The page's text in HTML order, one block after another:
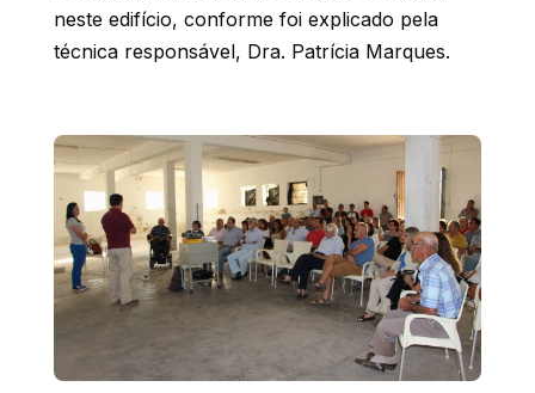
neste edifício, conforme foi explicado pela
técnica responsável, Dra. Patrícia Marques.